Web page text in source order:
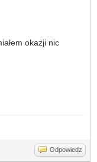
okazji nic
Odpowiedz